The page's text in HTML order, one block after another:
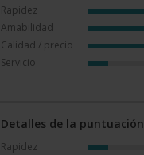
Rapidez
Amabilidad
Calidad / precio
Servicio
Detalles de la puntuación
Rapidez